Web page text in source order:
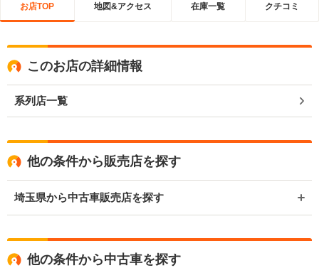
お店TOP 地図&アクセス 在庫一覧 クチコミ
このお店の詳細情報
系列店一覧
他の条件から販売店を探す
埼玉県から中古車販売店を探す
他の条件から中古車を探す